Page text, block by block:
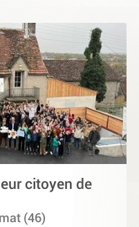
citoyen de
(46)